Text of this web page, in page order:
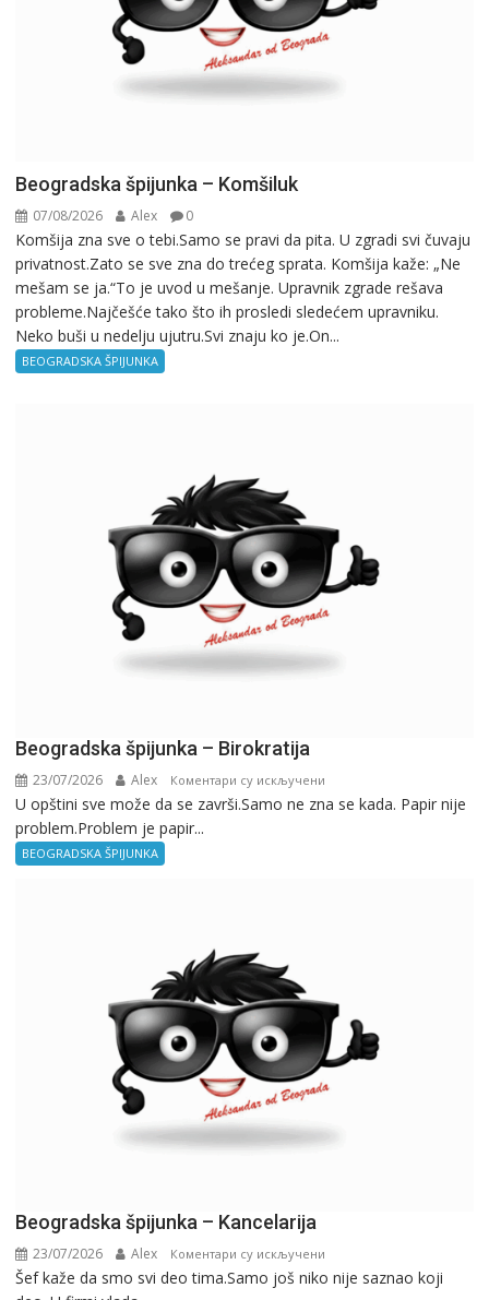
Beogradska špijunka – Komšiluk
07/08/2026 Alex 0
Komšija zna sve o tebi.Samo se pravi da pita. U zgradi svi čuvaju
privatnost.Zato se sve zna do trećeg sprata. Komšija kaže: „Ne
mešam se ja.“To je uvod u mešanje. Upravnik zgrade rešava
probleme.Najčešće tako što ih prosledi sledećem upravniku.
Neko buši u nedelju ujutru.Svi znaju ko je.On...
BEOGRADSKA ŠPIJUNKA
Beogradska špijunka – Birokratija
23/07/2026 Alex Коментари су искључени
Beogradska
U opštini sve može da se završi.Samo ne zna se kada. Papir nije
problem.Problem je papir...
BEOGRADSKA ŠPIJUNKA
Beogradska špijunka – Kancelarija
23/07/2026 Alex Коментари су искључени
Beogradska
Šef kaže da smo svi deo tima.Samo još niko nije saznao koji